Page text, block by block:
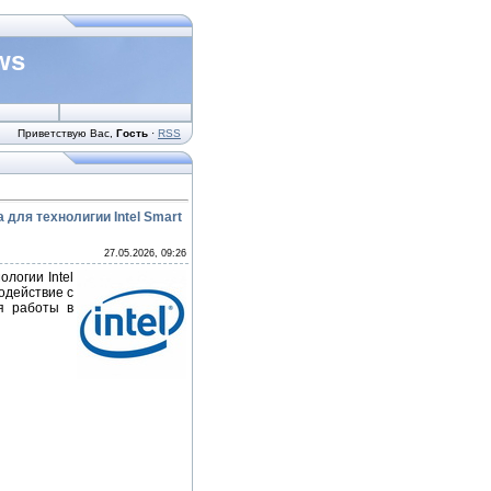
Приветствую Вас Гость · RSS
для технолигии Intel Smart
27.05.2026, 09:26
Intel
с
работы в